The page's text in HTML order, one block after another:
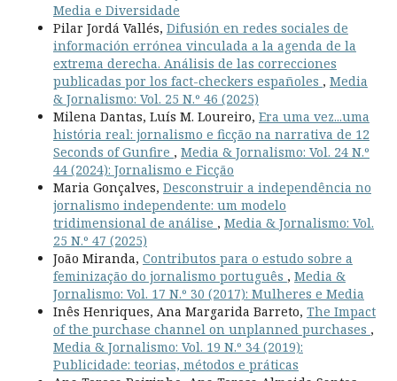
Media e Diversidade
Pilar Jordá Vallés, Difusión en redes sociales de
información errónea vinculada a la agenda de la
extrema derecha. Análisis de las correcciones
publicadas por los fact-checkers españoles , Media
& Jornalismo: Vol. 25 N.º 46 (2025)
Milena Dantas, Luís M. Loureiro, Era uma vez...uma
história real: jornalismo e ficção na narrativa de 12
Seconds of Gunfire , Media & Jornalismo: Vol. 24 N.º
44 (2024): Jornalismo e Ficção
Maria Gonçalves, Desconstruir a independência no
jornalismo independente: um modelo
tridimensional de análise , Media & Jornalismo: Vol.
25 N.º 47 (2025)
João Miranda, Contributos para o estudo sobre a
feminização do jornalismo português , Media &
Jornalismo: Vol. 17 N.º 30 (2017): Mulheres e Media
Inês Henriques, Ana Margarida Barreto, The Impact
of the purchase channel on unplanned purchases ,
Media & Jornalismo: Vol. 19 N.º 34 (2019):
Publicidade: teorias, métodos e práticas